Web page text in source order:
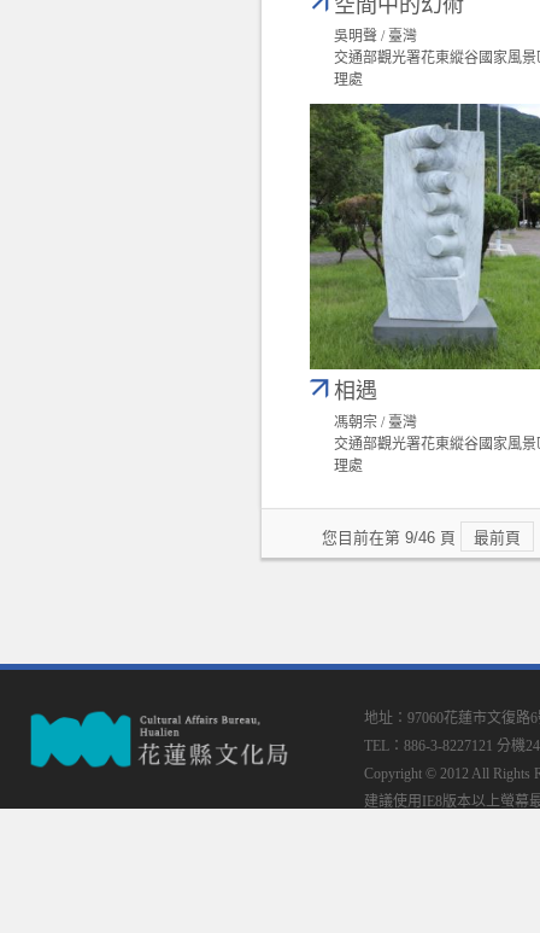
空間中的幻術
吳明聲 / 臺灣
交通部觀光署花東縱谷國家風景
理處
相遇
馮朝宗 / 臺灣
交通部觀光署花東縱谷國家風景
理處
您目前在第 9/46 頁 最前頁
地址：97060花蓮市文復路
TEL：886-3-8227121 分機
Copyright © 2012 All Rights
建議使用IE8版本以上螢幕